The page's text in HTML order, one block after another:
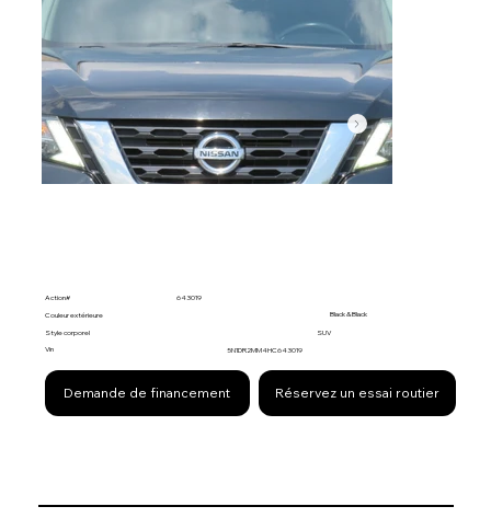
Action#
643019
Couleur extérieure
Black & Black
Style corporel
SUV
Vin
5N1DR2MM4HC643019
Demande de financement Réservez un essai routier